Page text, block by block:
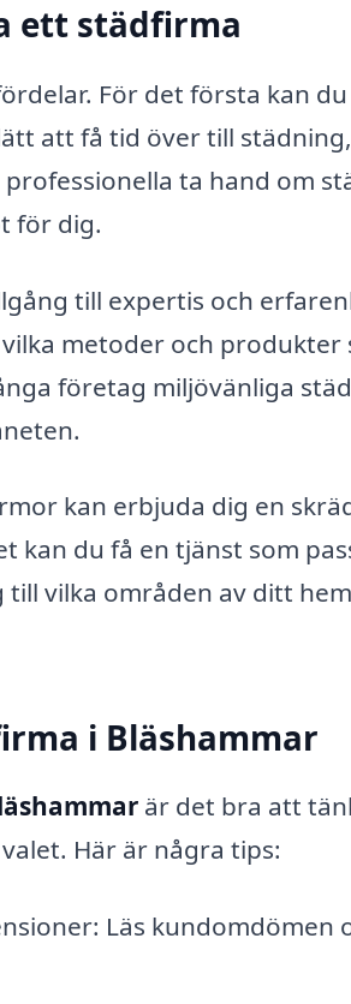
ett städfirma
För det första kan
att få tid över till
ta hand om
för dig.
till expertis och
metoder och produkter
företag miljövänliga
kan erbjuda dig en
kan du få en tjänst som
vilka områden av ditt
i Bläshammar
är det bra att
Här är några tips:
Läs kundomdömen